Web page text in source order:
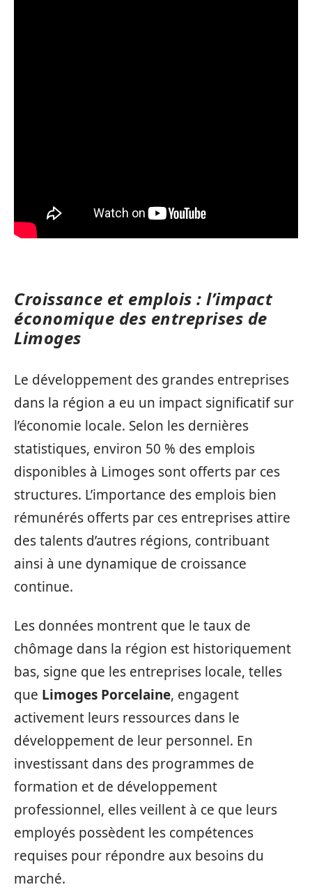
Croissance et emplois : l’impact
économique des entreprises de
Limoges
Le développement des grandes entreprises
dans la région a eu un impact significatif sur
l’économie locale. Selon les dernières
statistiques, environ 50 % des emplois
disponibles à Limoges sont offerts par ces
structures. L’importance des emplois bien
rémunérés offerts par ces entreprises attire
des talents d’autres régions, contribuant
ainsi à une dynamique de croissance
continue.
Les données montrent que le taux de
chômage dans la région est historiquement
bas, signe que les entreprises locale, telles
que Limoges Porcelaine, engagent
activement leurs ressources dans le
développement de leur personnel. En
investissant dans des programmes de
formation et de développement
professionnel, elles veillent à ce que leurs
employés possèdent les compétences
requises pour répondre aux besoins du
marché.